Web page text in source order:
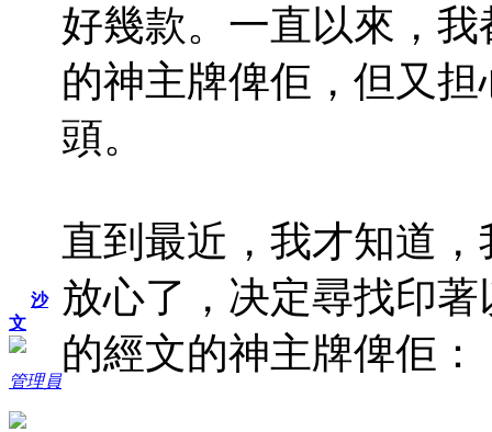
沙
文
管理員
好幾款。一直以來，
的神主牌俾佢，但又
頭。
直到最近，我才知道
放心了，决定尋找印
的經文的神主牌俾佢：